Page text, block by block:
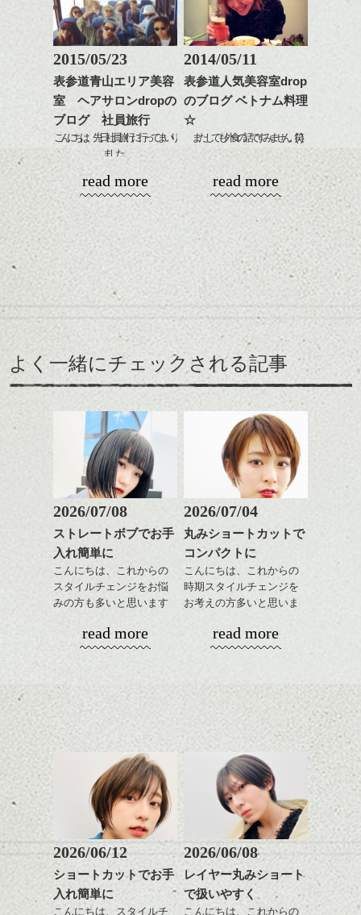
ハンサムショート／ヘッド
スパ／伸びても目立たない
ヘアカラー/ハイライト/ダブ
ルカラー/髪質改善/TOKIOト
リートメント/ブリーチ/イン
ミニボブ/抜け感ショート/バ
レイヤージュ/縮毛矯正
ハンサムショート／ヘッド
スパ／伸びても目立たない
ヘアカラー/ハイライト/ダブ
ルカラー/髪質改善/TOKIOト
リートメント/ブリーチ/イン
ナーカラー/イルミナカラー/
ミニボブ/抜け感ショート/バ
レイヤージュ/縮毛矯正
ながら
整えるだけですよ。
これからのスタイルチェ
ンジの事等
是非なんでもご相談して
下さい。
お待ちしております
シバタ
ハンサムショート／ヘッド
ヘアカラー/ハイライト/ダブ
ルカラー/髪質改善/TOKIOト
ナーカラー/イルミナカラー/
ミニボブ/抜け感ショート/バ
カラーリングも、自然なグラデーションを
つけました。
毛先の表情がかるく見えていい感じです。
メイクは、林さんに秋オススメメイクをし
てもらいました。
大人っぽく仕上がりました。
詳しくはスタイルページをご覧下さい。
kyohei
暇な時にはチェックしてもらえると嬉しい
です。
今日は、グラデーションカラーにハイライ
トを混ぜたカラーリングを紹介します。
今年流行るグレージュにアッシュを混ぜた
ベースに、
ランダムにハイライトをプラスしていま
す。
あまりはっきり入れてしまうとメッシュの
ような昔の感じになってしますので、
毛先からほどよく見えるように、いれるの
がポイントです。
ライトで印象を変えてみてはいかがですか?
気になった方は、気軽にご相談くださ
2015/05/23
表参道青山エリア美容
室 ヘアサロンdropの
ブログ 社員旅行
こんにちは、先日社員旅行に行ってまいり
ました。
長い間、お休みをいただいて、ご迷惑をお
かけしました。ありがとうございます。
今日はその様子を・・・。
です。これから成田に向かい、飛行機でサ
イパンへ！！
みんな早朝だけど元気いっぱいです☆
サイパンは飛行機で３時間半ほど。
リまくっている・・・木島、林。(笑)
read more
2014/05/11
表参道人気美容室drop
のブログ ベトナム料理
☆
またしても外食の話ですみません。(笑)
昨日、大久保にあるベトナム料理屋さんに
友人と行ってきました!!!
お店の名前は
「ベトナムちゃん」
ここ、かなり人気店みたいで、予約を取る
のも結構難しいみたいです！！
入ったら中は女性客でいっぱい！！
やっぱ女子って異国料理好きな人多いです
よね～。わたしもそのひとり。めちゃめち
ゃ好きなんです(^^)
中でもバインセオ(ベトナムのお好み焼きみ
たいなもの)はかなり美味しかったです！！
もちろん、ベトナムビールと共に(^o^)v
read more
よく一緒にチェックされる記事
2026/07/08
ストレートボブでお手
入れ簡単に
こんにちは、これからの
スタイルチェンジをお悩
みの方も多いと思います
やっぱりボブでお手入れ
しやすいスタイルだと毎
で良いですよ。
あご下のラインでやや長
さを残したボブは雰囲気
も出しやすくていろいろ
おすすめですね。
前髪もやや重めにカット
してラインを強調するの
もこれからは良い感じで
す、
目元が引き締まった印象
に。
read more
2026/07/04
丸みショートカットで
コンパクトに
こんにちは、これからの
時期スタイルチェンジを
お考えの方多いと思いま
コンパクトなフォルムが
せてくれる効果もあり、
いろんなシーンに雰囲気
をだしやすくスタイリン
グも簡単で良いので朝の
そんなショートカット。
軽めの前髪で透け感を演
出できるので、
この時期とてもおすすめ
ですよ。
read more
2026/06/12
ショートカットでお手
入れ簡単に
こんにちは、スタイルチ
2026/06/08
レイヤー丸みショート
で扱いやすく
こんにちは、これからの